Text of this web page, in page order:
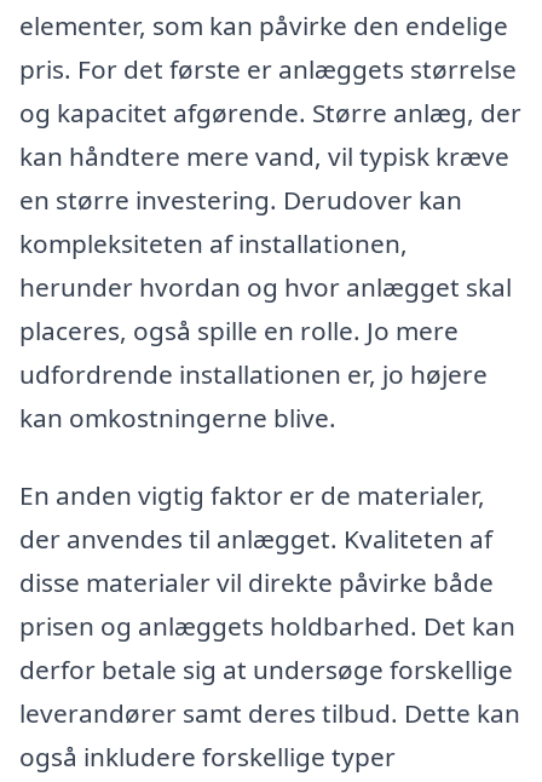
elementer, som kan påvirke den endelige
pris. For det første er anlæggets størrelse
og kapacitet afgørende. Større anlæg, der
kan håndtere mere vand, vil typisk kræve
en større investering. Derudover kan
kompleksiteten af installationen,
herunder hvordan og hvor anlægget skal
placeres, også spille en rolle. Jo mere
udfordrende installationen er, jo højere
kan omkostningerne blive.
En anden vigtig faktor er de materialer,
der anvendes til anlægget. Kvaliteten af
disse materialer vil direkte påvirke både
prisen og anlæggets holdbarhed. Det kan
derfor betale sig at undersøge forskellige
leverandører samt deres tilbud. Dette kan
også inkludere forskellige typer